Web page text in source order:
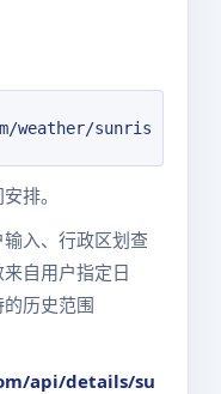
weather/sunris
排。
入、行政区划查
自用户指定日
历史范围
api/details/su